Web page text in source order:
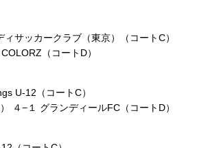
サッカークラブ（東京）（コートC）
（コートD）
U-12（コートC）
４−１ グランディールFC（コートD）